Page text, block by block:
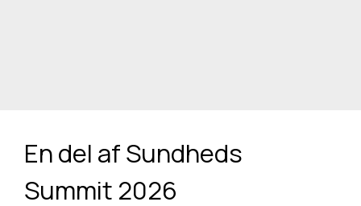
En del af Sundheds
Summit 2026